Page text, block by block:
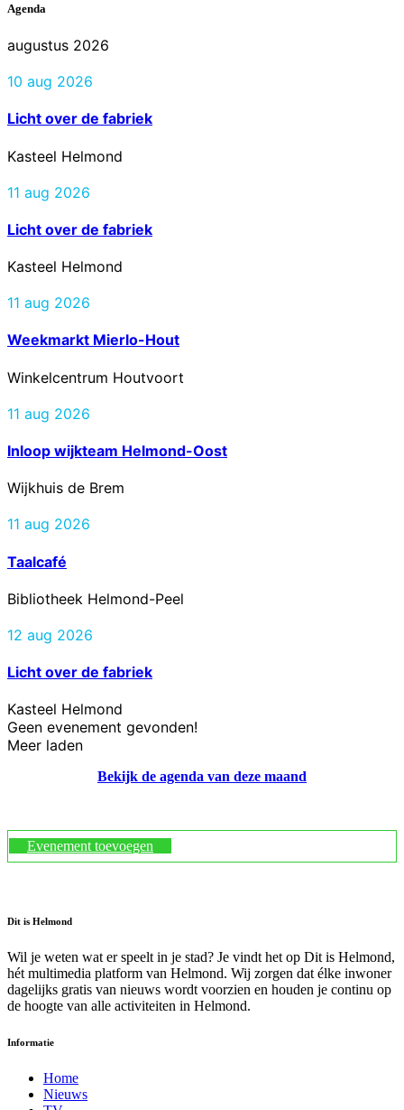
Agenda
augustus 2026
10 aug 2026
Licht over de fabriek
Kasteel Helmond
11 aug 2026
Licht over de fabriek
Kasteel Helmond
11 aug 2026
Weekmarkt Mierlo-Hout
Winkelcentrum Houtvoort
11 aug 2026
Inloop wijkteam Helmond-Oost
Wijkhuis de Brem
11 aug 2026
Taalcafé
Bibliotheek Helmond-Peel
12 aug 2026
Licht over de fabriek
Kasteel Helmond
Geen evenement gevonden!
Meer laden
Bekijk de agenda van deze maand
Evenement toevoegen
Dit is Helmond
Wil je weten wat er speelt in je stad? Je vindt het op Dit is Helmond,
hét multimedia platform van Helmond. Wij zorgen dat élke inwoner
dagelijks gratis van nieuws wordt voorzien en houden je continu op
de hoogte van alle activiteiten in Helmond.
Informatie
Home
Nieuws